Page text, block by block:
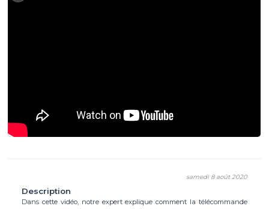
samedi 8 août 2020
Description
Dans cette vidéo, notre expert explique comment la télécommande